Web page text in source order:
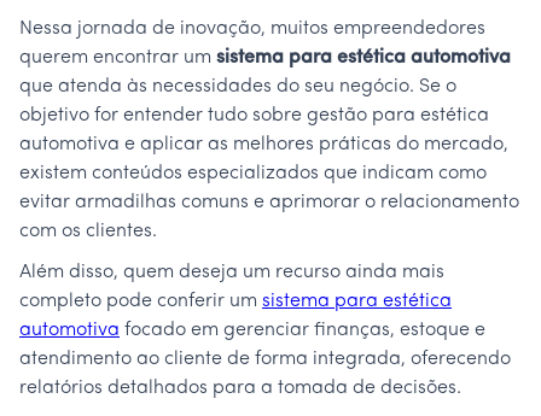
Nessa jornada de inovação, muitos empreendedores
querem encontrar um sistema para estética automotiva
que atenda às necessidades do seu negócio. Se o
objetivo for entender tudo sobre gestão para estética
automotiva e aplicar as melhores práticas do mercado,
existem conteúdos especializados que indicam como
evitar armadilhas comuns e aprimorar o relacionamento
com os clientes.
Além disso, quem deseja um recurso ainda mais
completo pode conferir um sistema para estética
automotiva focado em gerenciar finanças, estoque e
atendimento ao cliente de forma integrada, oferecendo
relatórios detalhados para a tomada de decisões.